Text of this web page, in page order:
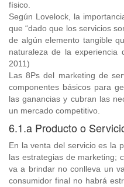
físico.
Según Lovelock, la
que “dado que los servicios
de algún elemento tangible
naturaleza de la experiencia
2011)
Las 8Ps del marketing de
componentes básicos para
las ganancias y cubran las
un mercado competitivo.
6.1.a Producto o
En la venta del servicio es la
las estrategias de marketing;
va a brindar no conlleva un
consumidor final no habrá